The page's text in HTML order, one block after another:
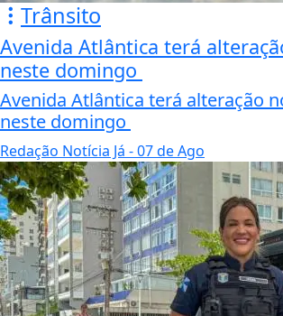
Trânsito
Avenida Atlântica terá
neste domingo
Avenida Atlântica terá alteração
neste domingo
Redação Notícia Já - 07 de Ago